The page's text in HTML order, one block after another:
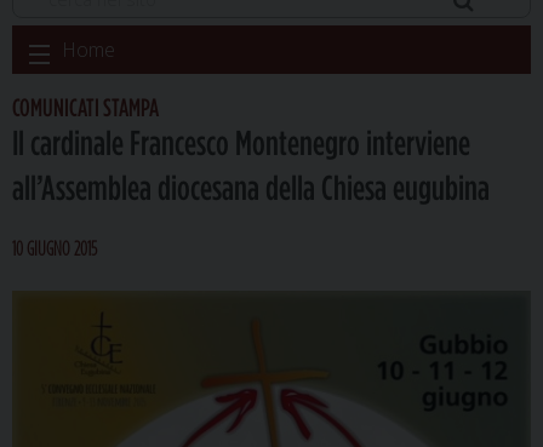
Skip
to
content
Home
COMUNICATI STAMPA
Il cardinale Francesco Montenegro interviene
all’Assemblea diocesana della Chiesa eugubina
10 GIUGNO 2015